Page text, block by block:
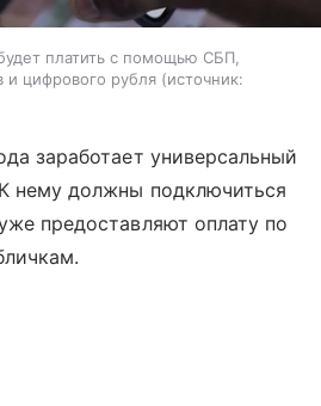
платить с помощью СБП,
и цифрового рубля
источник:
заработает универсальный
нему должны подключиться
предоставляют оплату по